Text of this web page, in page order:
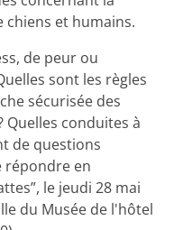
et humains.
de peur ou
sont les règles
sécurisée des
Quelles conduites à
de questions
répondre en
le jeudi 28 mai
du Musée de l'hôtel